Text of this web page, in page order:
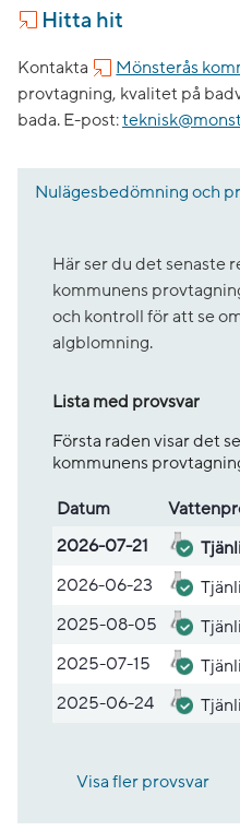
Hitta hit
Kontakta Mönsterås
provtagning, kvalitet på
bada. E-post:
Nulägesbedömning och
Här ser du det senaste
kommunens
och kontroll för att se
algblomning.
Lista med provsvar
Första raden visar det
kommunens
Lista med provsvar
Datum
2026-07-21
2026-06-23
2025-08-05
2025-07-15
2025-06-24
Visa fler provsvar